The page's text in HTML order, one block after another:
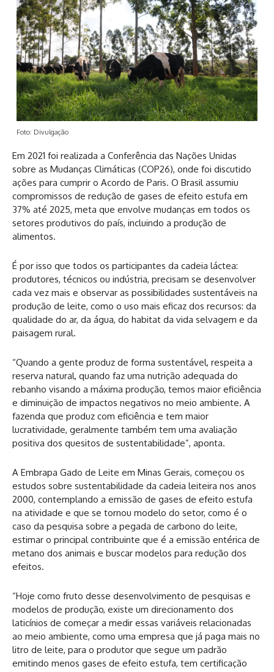
Foto: Divulgação
Em 2021 foi realizada a Conferência das Nações Unidas
sobre as Mudanças Climáticas (COP26), onde foi discutido
ações para cumprir o Acordo de Paris. O Brasil assumiu
compromissos de redução de gases de efeito estufa em
37% até 2025, meta que envolve mudanças em todos os
setores produtivos do país, incluindo a produção de
alimentos.
É por isso que todos os participantes da cadeia láctea:
produtores, técnicos ou indústria, precisam se desenvolver
cada vez mais e observar as possibilidades sustentáveis na
produção de leite, como o uso mais eficaz dos recursos: da
qualidade do ar, da água, do habitat da vida selvagem e da
paisagem rural.
“Quando a gente produz de forma sustentável, respeita a
reserva natural, quando faz uma nutrição adequada do
rebanho visando a máxima produção, temos maior eficiência
e diminuição de impactos negativos no meio ambiente. A
fazenda que produz com eficiência e tem maior
lucratividade, geralmente também tem uma avaliação
positiva dos quesitos de sustentabilidade”, aponta.
A Embrapa Gado de Leite em Minas Gerais, começou os
estudos sobre sustentabilidade da cadeia leiteira nos anos
2000, contemplando a emissão de gases de efeito estufa
na atividade e que se tornou modelo do setor, como é o
caso da pesquisa sobre a pegada de carbono do leite,
estimar o principal contribuinte que é a emissão entérica de
metano dos animais e buscar modelos para redução dos
efeitos.
“Hoje como fruto desse desenvolvimento de pesquisas e
modelos de produção, existe um direcionamento dos
laticínios de começar a medir essas variáveis relacionadas
ao meio ambiente, como uma empresa que já paga mais no
litro de leite, para o produtor que segue um padrão
emitindo menos gases de efeito estufa, tem certificação